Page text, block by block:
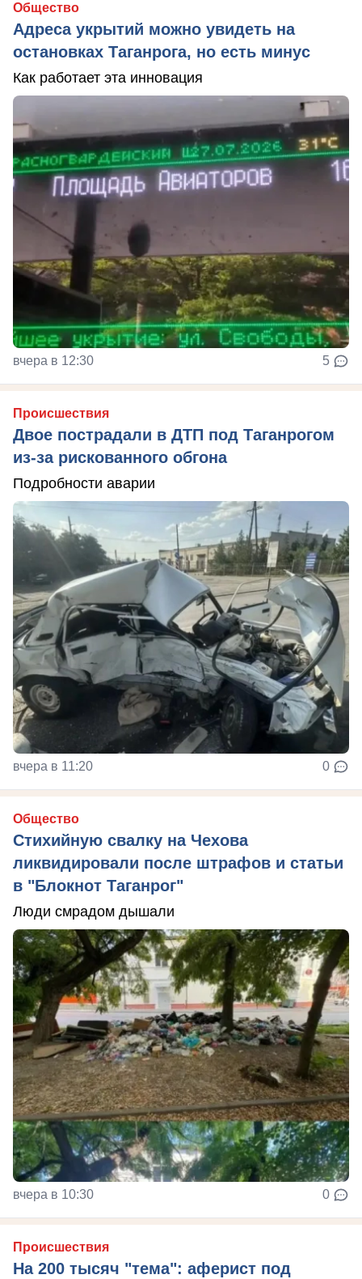
Общество
Адреса укрытий можно увидеть на
остановках Таганрога, но есть минус
Как работает эта инновация
вчера в 12:30 5
Происшествия
Двое пострадали в ДТП под Таганрогом
из-за рискованного обгона
Подробности аварии
вчера в 11:20 0
Общество
Стихийную свалку на Чехова
ликвидировали после штрафов и статьи
в "Блокнот Таганрог"
Люди смрадом дышали
вчера в 10:30 0
Происшествия
На 200 тысяч "тема": аферист под